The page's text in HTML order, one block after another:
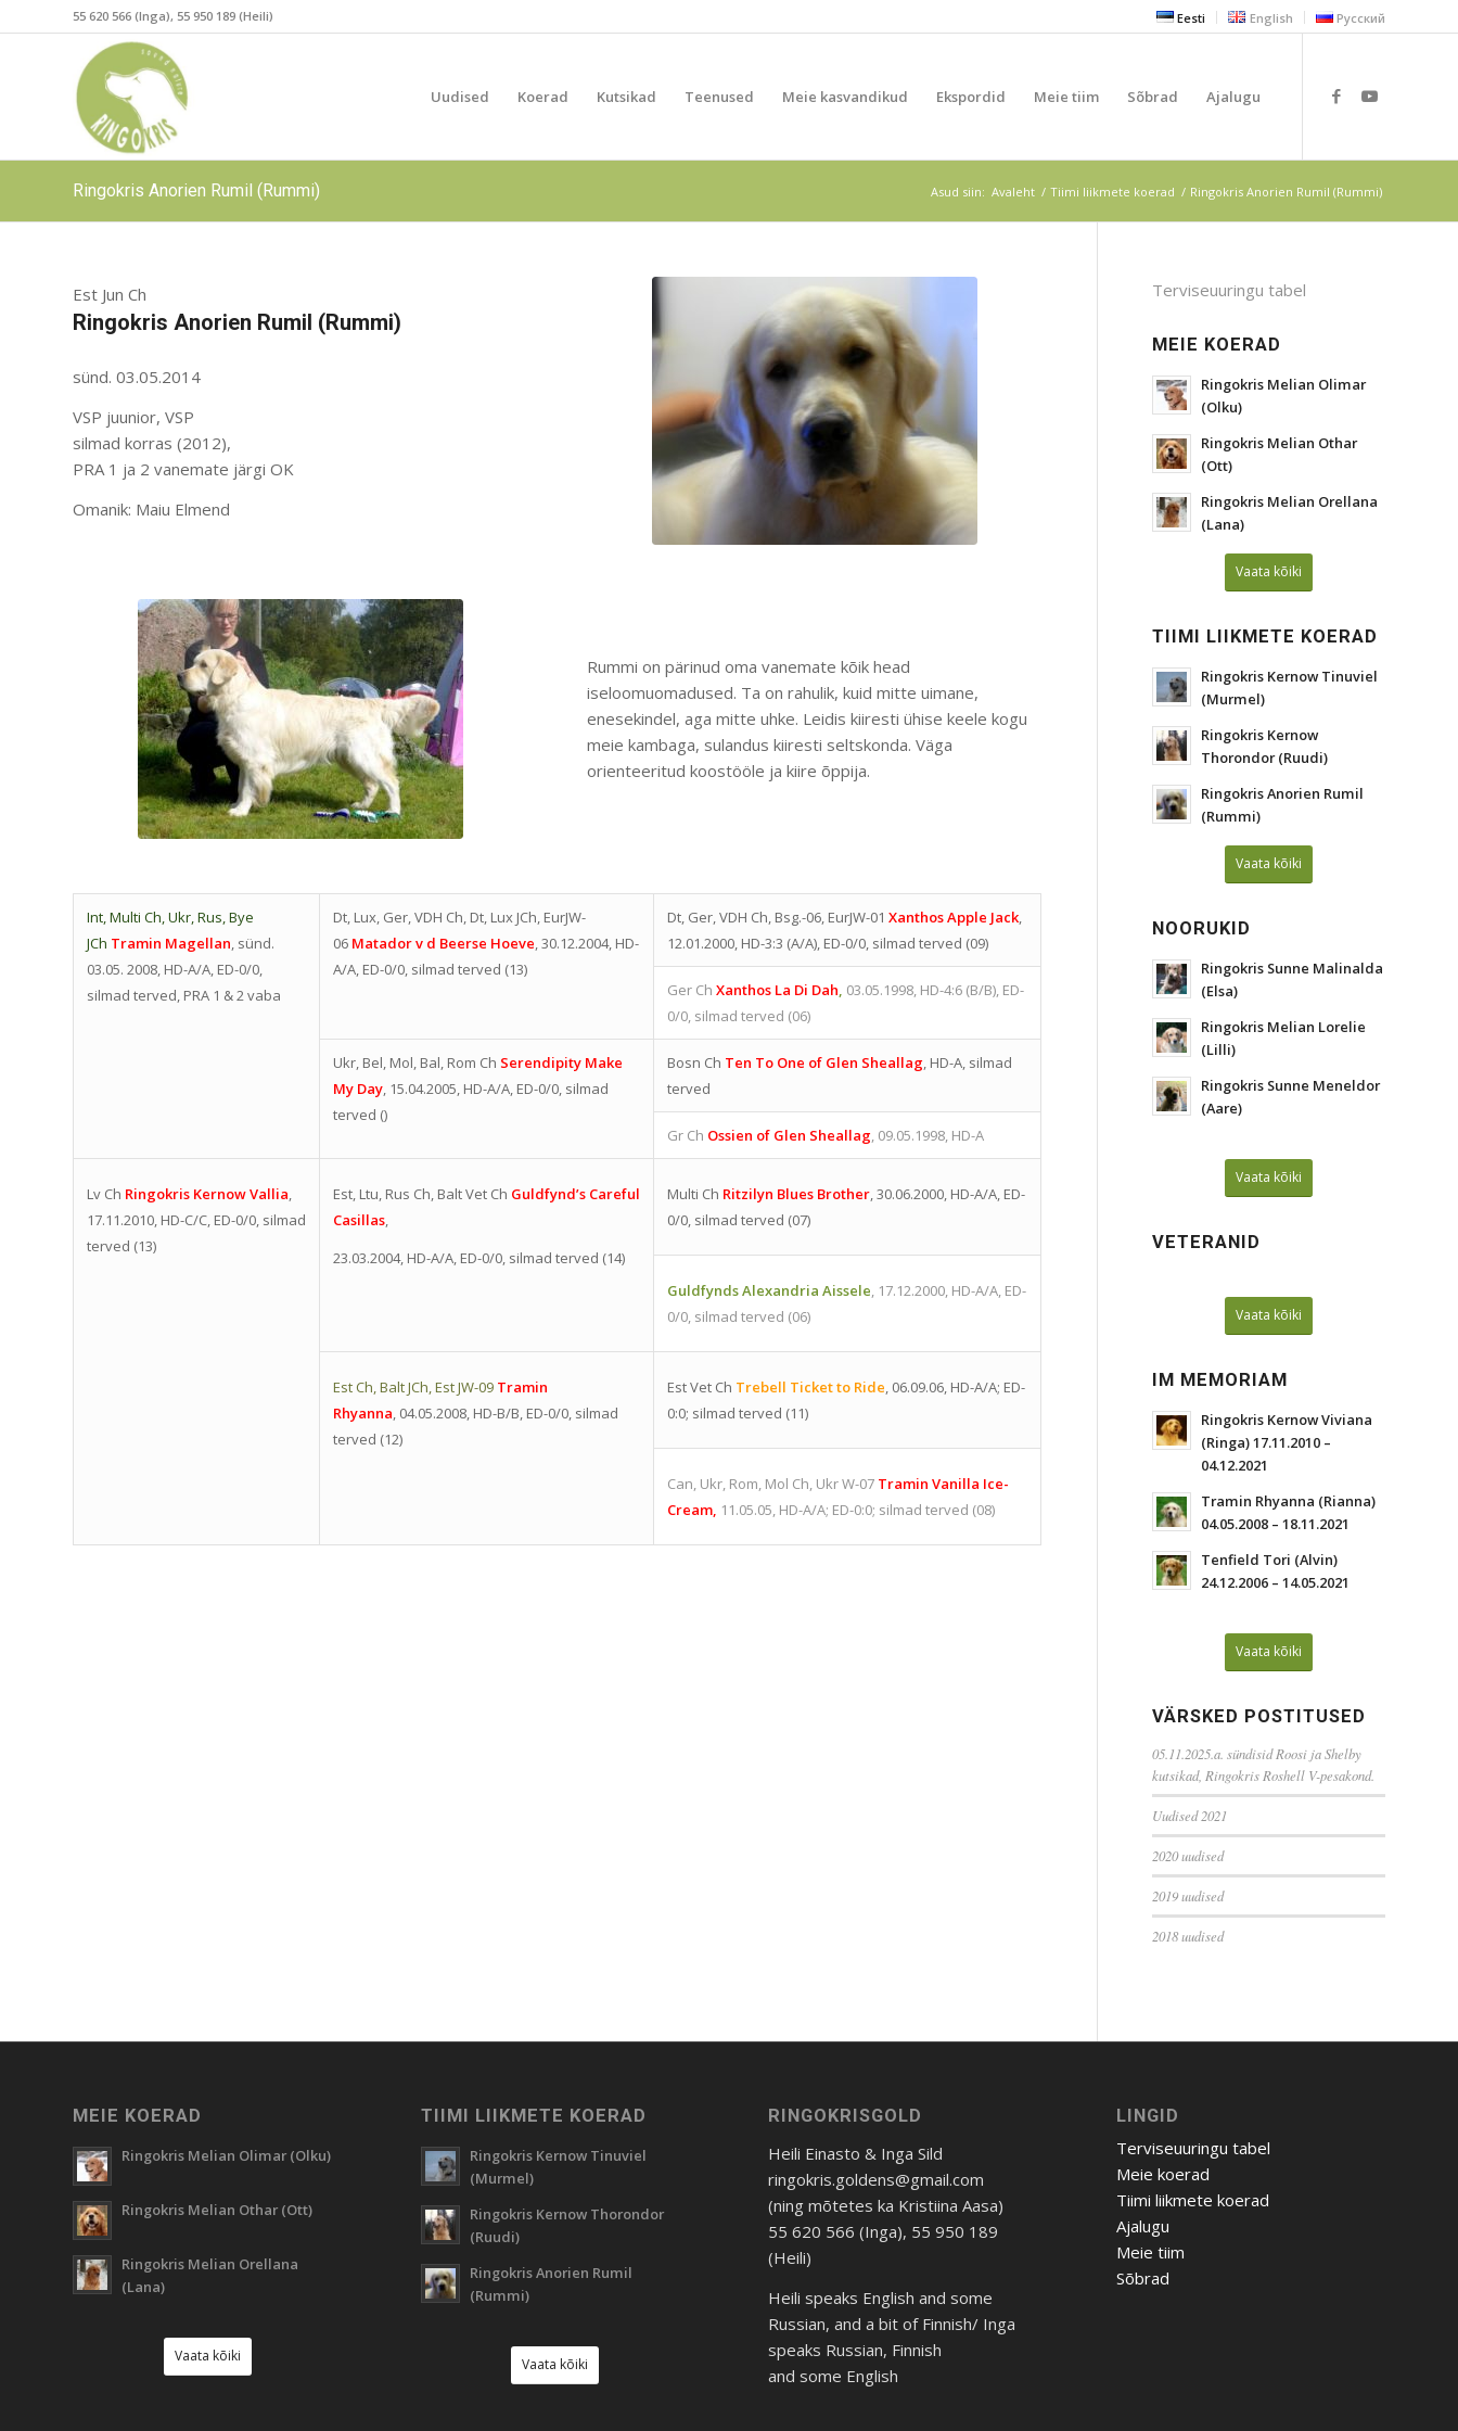
Eesti English Русский
55 620 566 (Inga), 55 950 189 (Heili)
Uudised Koerad Kutsikad Teenused Meie kasvandikud Ekspordid Meie tiim Sõbrad Ajalugu
Ringokris Anorien Rumil (Rummi) Asud siin: Avaleht / Tiimi liikmete koerad / Ringokris Anorien Rumil (Rummi)
Est Jun Ch
Ringokris Anorien Rumil (Rummi)
sünd. 03.05.2014
VSP juunior, VSP
silmad korras (2012),
PRA 1 ja 2 vanemate järgi OK
Omanik: Maiu Elmend
Rummi on pärinud oma vanemate kõik head
iseloomuomadused. Ta on rahulik, kuid mitte uimane,
enesekindel, aga mitte uhke. Leidis kiiresti ühise keele kogu
meie kambaga, sulandus kiiresti seltskonda. Väga
orienteeritud koostööle ja kiire õppija.
Int, Multi Ch, Ukr, Rus, Bye
JCh Tramin Magellan, sünd.
03.05. 2008, HD-A/A, ED-0/0,
silmad terved, PRA 1 & 2 vaba
Dt, Lux, Ger, VDH Ch, Dt, Lux JCh, EurJW-
06 Matador v d Beerse Hoeve, 30.12.2004, HD-
A/A, ED-0/0, silmad terved (13)
Dt, Ger, VDH Ch, Bsg.-06, EurJW-01 Xanthos Apple Jack,
12.01.2000, HD-3:3 (A/A), ED-0/0, silmad terved (09)
Ger Ch Xanthos La Di Dah, 03.05.1998, HD-4:6 (B/B), ED-
0/0, silmad terved (06)
Ukr, Bel, Mol, Bal, Rom Ch Serendipity Make
My Day, 15.04.2005, HD-A/A, ED-0/0, silmad
terved ()
Bosn Ch Ten To One of Glen Sheallag, HD-A, silmad
terved
Gr Ch Ossien of Glen Sheallag, 09.05.1998, HD-A
Lv Ch Ringokris Kernow Vallia,
17.11.2010, HD-C/C, ED-0/0, silmad
terved (13)
Est, Ltu, Rus Ch, Balt Vet Ch Guldfynd’s Careful
Casillas,
23.03.2004, HD-A/A, ED-0/0, silmad terved (14)
Multi Ch Ritzilyn Blues Brother, 30.06.2000, HD-A/A, ED-
0/0, silmad terved (07)
Guldfynds Alexandria Aissele, 17.12.2000, HD-A/A, ED-
0/0, silmad terved (06)
Est Ch, Balt JCh, Est JW-09 Tramin
Rhyanna, 04.05.2008, HD-B/B, ED-0/0, silmad
terved (12)
Est Vet Ch Trebell Ticket to Ride, 06.09.06, HD-A/A; ED-
0:0; silmad terved (11)
Can, Ukr, Rom, Mol Ch, Ukr W-07 Tramin Vanilla Ice-
Cream, 11.05.05, HD-A/A; ED-0:0; silmad terved (08)
Terviseuuringu tabel
MEIE KOERAD
Ringokris Melian Olimar
(Olku)
Ringokris Melian Othar
(Ott)
Ringokris Melian Orellana
(Lana)
Vaata kõiki
TIIMI LIIKMETE KOERAD
Ringokris Kernow Tinuviel
(Murmel)
Ringokris Kernow
Thorondor (Ruudi)
Ringokris Anorien Rumil
(Rummi)
Vaata kõiki
NOORUKID
Ringokris Sunne Malinalda
(Elsa)
Ringokris Melian Lorelie
(Lilli)
Ringokris Sunne Meneldor
(Aare)
Vaata kõiki
VETERANID
Vaata kõiki
IM MEMORIAM
Ringokris Kernow Viviana
(Ringa) 17.11.2010 –
04.12.2021
Tramin Rhyanna (Rianna)
04.05.2008 – 18.11.2021
Tenfield Tori (Alvin)
24.12.2006 – 14.05.2021
Vaata kõiki
VÄRSKED POSTITUSED
05.11.2025.a. sündisid Roosi ja Shelby
kutsikad, Ringokris Roshell V-pesakond.
Uudised 2021
2020 uudised
2019 uudised
2018 uudised
MEIE KOERAD
Ringokris Melian Olimar (Olku)
Ringokris Melian Othar (Ott)
Ringokris Melian Orellana
(Lana)
Vaata kõiki
TIIMI LIIKMETE KOERAD
Ringokris Kernow Tinuviel
(Murmel)
Ringokris Kernow Thorondor
(Ruudi)
Ringokris Anorien Rumil
(Rummi)
Vaata kõiki
RINGOKRISGOLD
Heili Einasto & Inga Sild
ringokris.goldens@gmail.com
(ning mõtetes ka Kristiina Aasa)
55 620 566 (Inga), 55 950 189
(Heili)
Heili speaks English and some
Russian, and a bit of Finnish/ Inga
speaks Russian, Finnish
and some English
LINGID
Terviseuuringu tabel
Meie koerad
Tiimi liikmete koerad
Ajalugu
Meie tiim
Sõbrad